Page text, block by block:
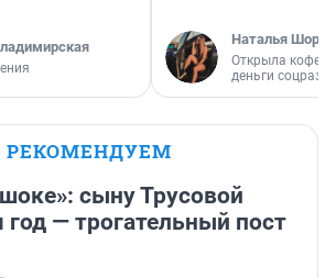
Наталья
Открыла
деньги
РЕКОМЕНДУЕМ
сыну Трусовой
год — трогательный пост